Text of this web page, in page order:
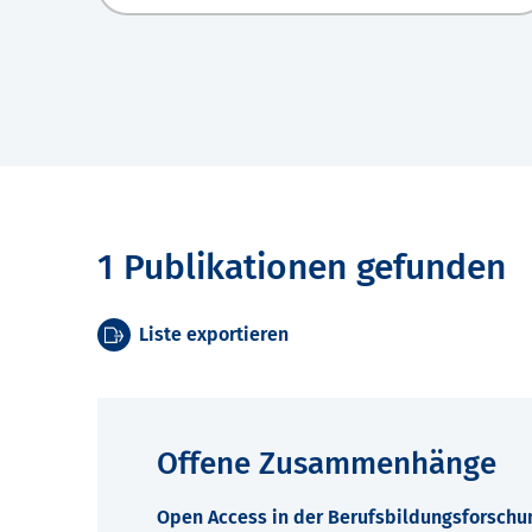
1 Publikationen gefunden
Liste exportieren
Offene Zusammenhänge
Open Access in der